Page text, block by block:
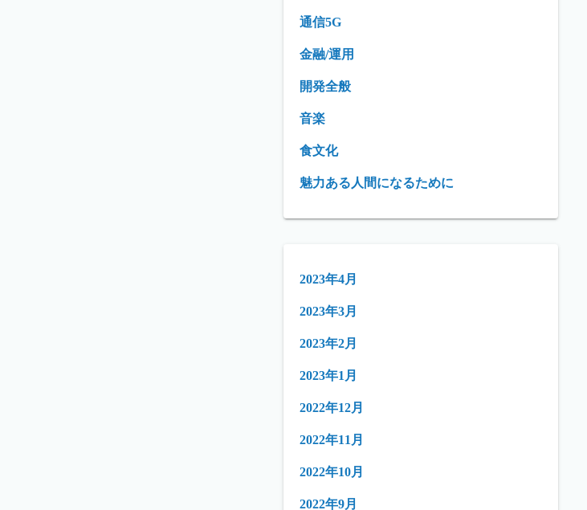
通信5G
金融/運用
開発全般
音楽
食文化
魅力ある人間になるために
2023年4月
2023年3月
2023年2月
2023年1月
2022年12月
2022年11月
2022年10月
2022年9月